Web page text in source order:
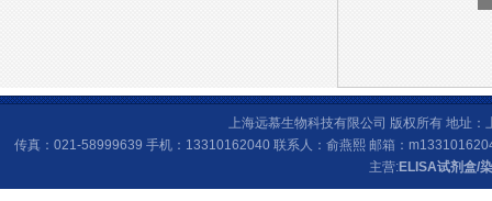
上海远慕生物科技有限公司 版权所有 地址
传真：021-58999639 手机：13310162040 联系人：俞燕熙 邮箱：
主营:ELISA试剂盒/